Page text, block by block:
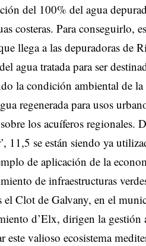
del 100% del agua
costeras. Para conseguirlo,
llega a las depuradoras de
agua tratada para ser
la condición ambiental de
regenerada para usos
los acuíferos regionales.
11,5 se están siendo ya
de aplicación de la
de infraestructuras
el Clot de Galvany, en el
d’Elx, dirigen la
este valioso ecosistema